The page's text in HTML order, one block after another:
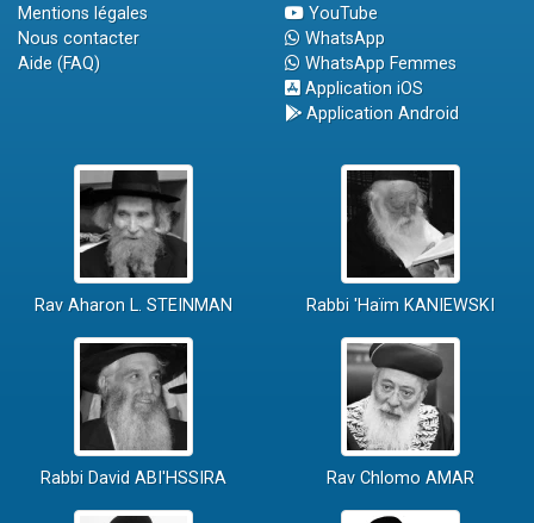
Mentions légales
Nous contacter
Aide (FAQ)
YouTube
WhatsApp
WhatsApp Femmes
Application iOS
Application Android
Rav Aharon L. STEINMAN Rabbi 'Haïm KANIEWSKI
Rabbi David ABI'HSSIRA Rav Chlomo AMAR